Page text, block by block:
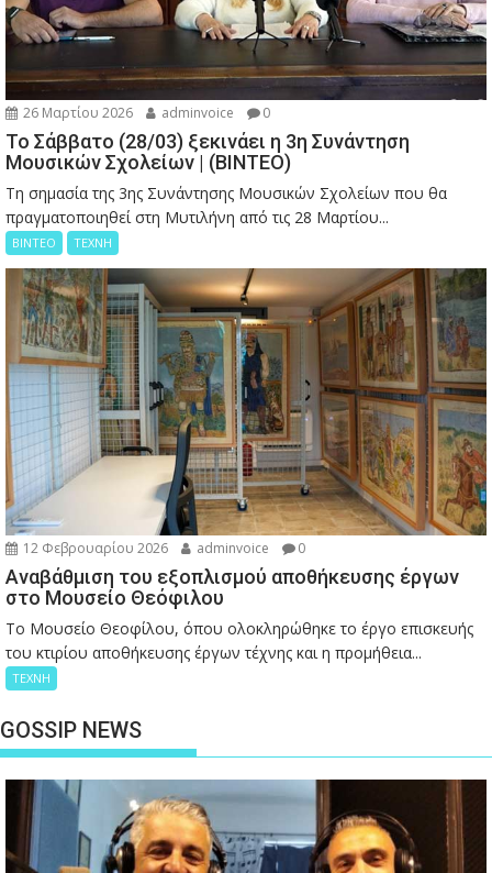
26 Μαρτίου 2026 adminvoice 0
Το Σάββατο (28/03) ξεκινάει η 3η Συνάντηση
Μουσικών Σχολείων | (ΒΙΝΤΕΟ)
Τη σημασία της 3ης Συνάντησης Μουσικών Σχολείων που θα
πραγματοποιηθεί στη Μυτιλήνη από τις 28 Μαρτίου...
ΒΙΝΤΕΟ ΤΕΧΝΗ
12 Φεβρουαρίου 2026 adminvoice 0
Αναβάθμιση του εξοπλισμού αποθήκευσης έργων
στο Μουσείο Θεόφιλου
Το Μουσείο Θεοφίλου, όπου ολοκληρώθηκε το έργο επισκευής
του κτιρίου αποθήκευσης έργων τέχνης και η προμήθεια...
ΤΕΧΝΗ
GOSSIP NEWS